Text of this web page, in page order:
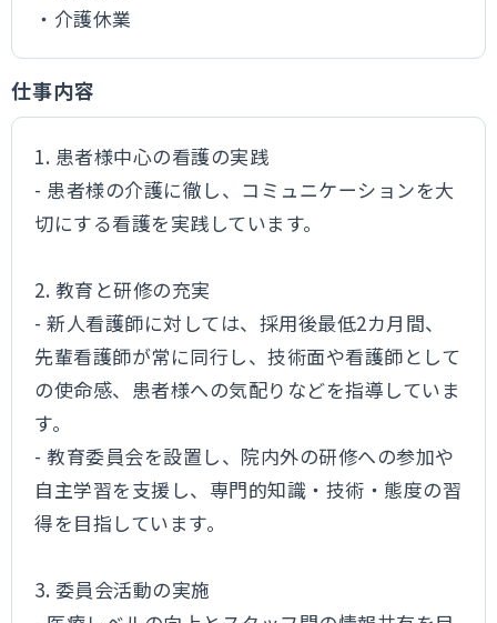
・介護休業
仕事内容
1. 患者様中心の看護の実践
- 患者様の介護に徹し、コミュニケーションを大
切にする看護を実践しています。
2. 教育と研修の充実
- 新人看護師に対しては、採用後最低2カ月間、
先輩看護師が常に同行し、技術面や看護師として
の使命感、患者様への気配りなどを指導していま
す。
- 教育委員会を設置し、院内外の研修への参加や
自主学習を支援し、専門的知識・技術・態度の習
得を目指しています。
3. 委員会活動の実施